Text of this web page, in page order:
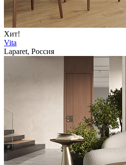
Хит!
Vita
Laparet, Россия